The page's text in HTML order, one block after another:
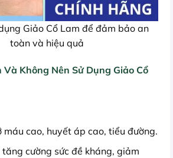
Giảo Cổ Lam để đảm bảo an
toàn và hiệu quả
Không Nên Sử Dụng Giảo Cổ
máu cao, huyết áp cao, tiểu đường.
tăng cường sức đề kháng, giảm